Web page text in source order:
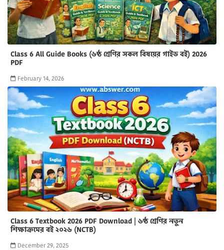
Class 6 All Guide Books (৬ষ্ঠ শ্রেণির সকল বিষয়ের গাইড বই) 2026
PDF
February 14, 2026
Class 6 Textbook 2026 PDF Download | ৬ষ্ঠ শ্রেণির নতুন
শিক্ষাক্রমের বই ২০২৬ (NCTB)
December 29, 2025